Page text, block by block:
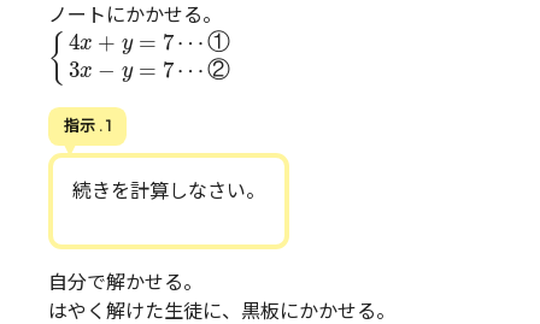
ノートにかかせる。
{ 4x + y = 7⋯ ①
3x − y = 7⋯ ②
{4 x + y=7⋯ ① 3x−y
指示 . 1
続きを計算しなさい。
自分で解かせる。
はやく解けた生徒に、黒板にかかせる。